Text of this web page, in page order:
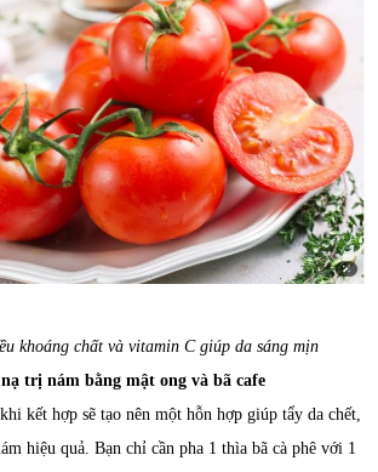
khoáng chất và vitamin C giúp da sáng mịn
trị nám bằng mật ong và bã cafe
kết hợp sẽ tạo nên một hỗn hợp giúp tẩy da chết,
hiệu quả. Bạn chỉ cần pha 1 thìa bã cà phê với 1